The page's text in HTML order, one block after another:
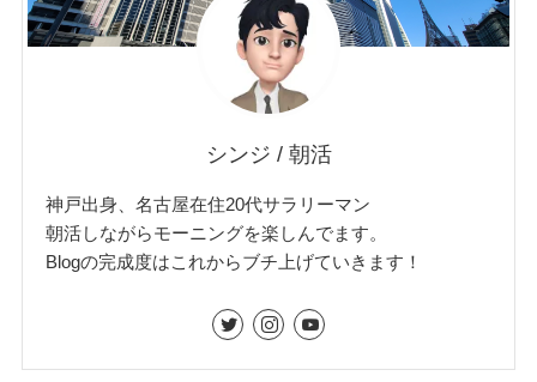
シンジ / 朝活
神戸出身、名古屋在住20代サラリーマン
朝活しながらモーニングを楽しんでます。
Blogの完成度はこれからブチ上げていきます！